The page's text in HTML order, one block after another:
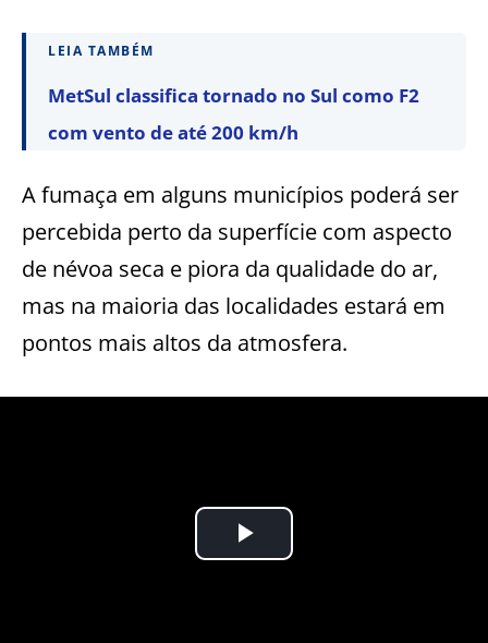
LEIA TAMBÉM
MetSul classifica tornado no Sul como F2
com vento de até 200 km/h
A fumaça em alguns municípios poderá ser
percebida perto da superfície com aspecto
de névoa seca e piora da qualidade do ar,
mas na maioria das localidades estará em
pontos mais altos da atmosfera.